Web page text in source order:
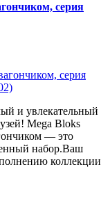
серия
и увлекательный
Mega Bloks
— это
набор.Ваш
коллекции